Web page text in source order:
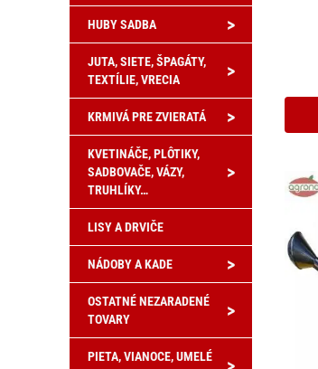
>
HUBY SADBA
>
JUTA, SIETE, ŠPAGÁTY,
TEXTÍLIE, VRECIA
>
KRMIVÁ PRE ZVIERATÁ
>
KVETINÁČE, PLÔTIKY,
SADBOVAČE, VÁZY,
TRUHLÍKY…
LISY A DRVIČE
>
NÁDOBY A KADE
>
OSTATNÉ NEZARADENÉ
TOVARY
PIETA, VIANOCE, UMELÉ